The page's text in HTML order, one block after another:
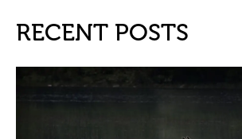
RECENT POSTS